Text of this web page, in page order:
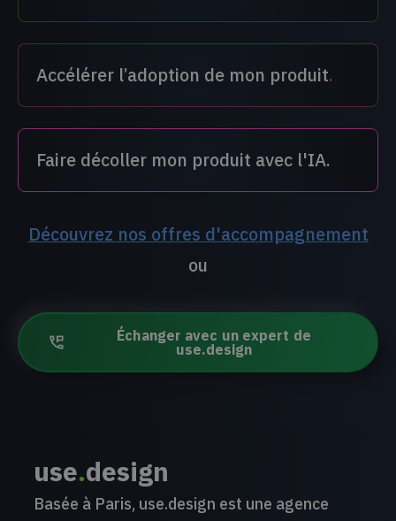
Accélérer l’adoption de mon produit.
Faire décoller mon produit avec l'IA.
Découvrez nos offres d'accompagnement
ou
Échanger avec un expert de
use.design
use.design
Basée à Paris, use.design est une agence